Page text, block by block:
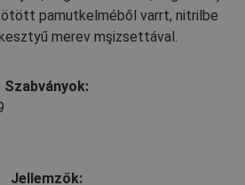
pamutkelméből varrt, nitrilbe
merev mşizsettával.
Szabványok:
Jellemzők: